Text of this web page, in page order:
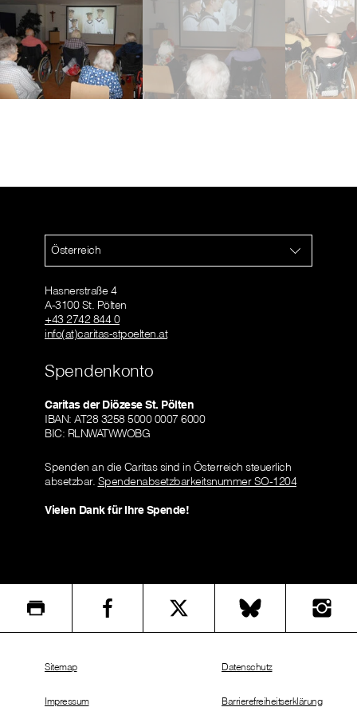
Österreich
Hasnerstraße 4
A-3100 St. Pölten
+43 2742 844 0
info(at)caritas-stpoelten.at
Spendenkonto
Caritas der Diözese St. Pölten
IBAN: AT28 3258 5000 0007 6000
BIC: RLNWATWWOBG
Spenden an die Caritas sind in Österreich steuerlich
absetzbar. Spendenabsetzbarkeitsnummer SO-1204
Vielen Dank für Ihre Spende!
Sitemap
Impressum
Datenschutz
Barrierefreiheitserklärung